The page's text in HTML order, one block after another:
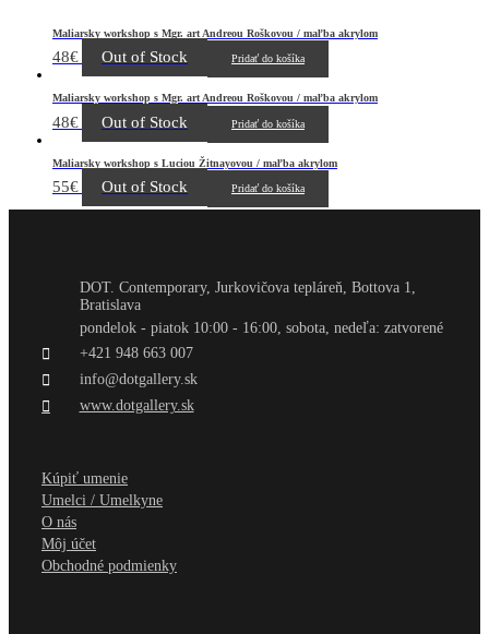
Maliarsky workshop s Mgr. art Andreou Roškovou / maľba akrylom
48€ Out of Stock Pridať do košíka
Maliarsky workshop s Mgr. art Andreou Roškovou / maľba akrylom
48€ Out of Stock Pridať do košíka
Maliarsky workshop s Luciou Žitnayovou / maľba akrylom
55€ Out of Stock Pridať do košíka
DOT. Contemporary, Jurkovičova tepláreň, Bottova 1,
Bratislava
pondelok - piatok 10:00 - 16:00, sobota, nedeľa: zatvorené
+421 948 663 007
info@dotgallery.sk
www.dotgallery.sk
Kúpiť umenie
Umelci / Umelkyne
O nás
Môj účet
Obchodné podmienky